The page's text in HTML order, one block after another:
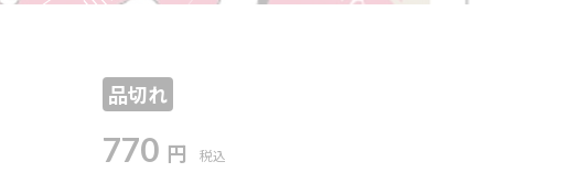
品切れ
770 円 税込